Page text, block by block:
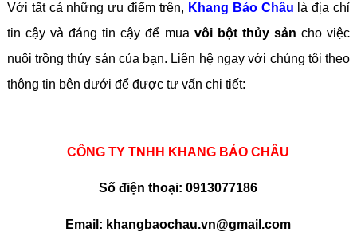
Với tất cả những ưu điểm trên, Khang Bảo Châu là địa chỉ
tin cậy và đáng tin cậy để mua vôi bột thủy sản cho việc
nuôi trồng thủy sản của bạn. Liên hệ ngay với chúng tôi theo
thông tin bên dưới để được tư vấn chi tiết:
CÔNG TY TNHH KHANG BẢO CHÂU
Số điện thoại: 0913077186
Email: khangbaochau.vn@gmail.com